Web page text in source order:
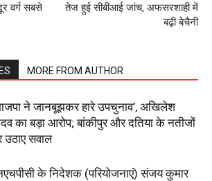
वर्ग सबसे
तेज हुई सीबीआई जांच, अफसरशाही में
बढ़ी बेचैनी
MORE FROM AUTHOR
ने जानबूझकर हारे उपचुनाव’, अखिलेश
का बड़ा आरोप; बांकीपुर और दतिया के नतीजों
उठाए सवाल
के निदेशक (परियोजनाएं) संजय कुमार